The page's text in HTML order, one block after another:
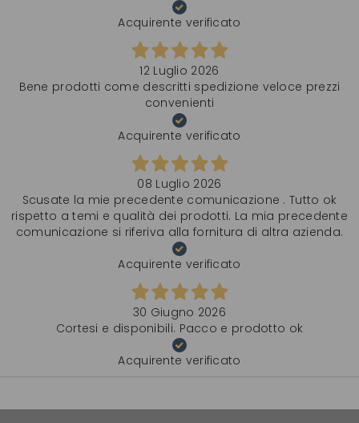
Acquirente verificato
12 Luglio 2026
Bene prodotti come descritti spedizione veloce prezzi
convenienti
Acquirente verificato
08 Luglio 2026
Scusate la mie precedente comunicazione . Tutto ok
rispetto a temi e qualità dei prodotti. La mia precedente
comunicazione si riferiva alla fornitura di altra azienda.
Acquirente verificato
30 Giugno 2026
Cortesi e disponibili. Pacco e prodotto ok
Acquirente verificato